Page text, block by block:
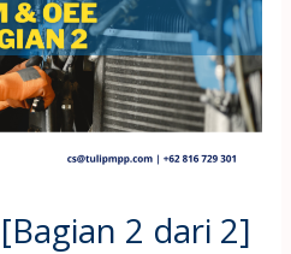
2 dari 2]